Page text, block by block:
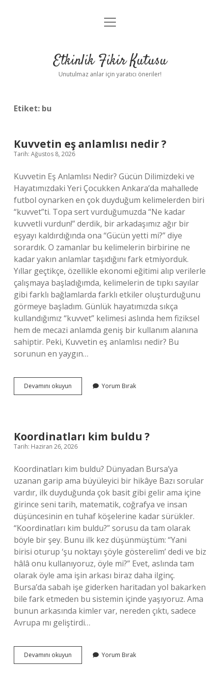
Anasayfa
Yasal Uyarı
menüyü
Etkinlik Fikir Kutusu
Unutulmaz anlar için yaratıcı öneriler!
Etiket: bu
Kuvvetin eş anlamlısı nedir ?
Tarih: Ağustos 8, 2026
Kuvvetin Eş Anlamlısı Nedir? Gücün Dilimizdeki ve
Hayatımızdaki Yeri Çocukken Ankara’da mahallede
futbol oynarken en çok duyduğum kelimelerden biri
“kuvvet”ti. Topa sert vurduğumuzda “Ne kadar
kuvvetli vurdun!” derdik, bir arkadaşımız ağır bir
eşyayı kaldırdığında ona “Gücün yetti mi?” diye
sorardık. O zamanlar bu kelimelerin birbirine ne
kadar yakın anlamlar taşıdığını fark etmiyorduk.
Yıllar geçtikçe, özellikle ekonomi eğitimi alıp verilerle
çalışmaya başladığımda, kelimelerin de tıpkı sayılar
gibi farklı bağlamlarda farklı etkiler oluşturduğunu
görmeye başladım. Günlük hayatımızda sıkça
kullandığımız “kuvvet” kelimesi aslında hem fiziksel
hem de mecazi anlamda geniş bir kullanım alanına
sahiptir. Peki, Kuvvetin eş anlamlısı nedir? Bu
sorunun en yaygın…
Devamını okuyun Kuvvetin
eş
Yorum Bırak
Koordinatları kim buldu ?
Tarih: Haziran 26, 2026
Koordinatları kim buldu? Dünyadan Bursa’ya
uzanan garip ama büyüleyici bir hikâye Bazı sorular
vardır, ilk duyduğunda çok basit gibi gelir ama içine
girince seni tarih, matematik, coğrafya ve insan
düşüncesinin en tuhaf köşelerine kadar sürükler.
“Koordinatları kim buldu?” sorusu da tam olarak
böyle bir şey. Bunu ilk kez düşünmüştüm: “Yani
birisi oturup ‘şu noktayı şöyle gösterelim’ dedi ve biz
hâlâ onu kullanıyoruz, öyle mi?” Evet, aslında tam
olarak öyle ama işin arkası biraz daha ilginç.
Bursa’da sabah işe giderken haritadan yol bakarken
bile fark etmeden bu sistemin içinde yaşıyoruz. Ama
bunun arkasında kimler var, nereden çıktı, sadece
Avrupa mı geliştirdi…
Devamını okuyun Koordinatları
kim
Yorum Bırak